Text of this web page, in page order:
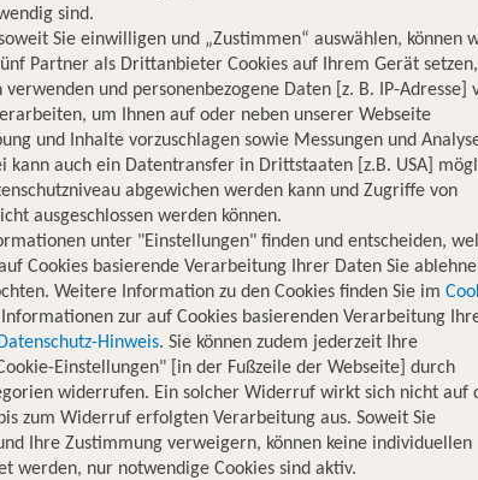
Bangkok, war nie einfacher. TUI bietet eine
Tempel, lebhaften Märkte und köstliche
der Berlin und Bangkok bequem und
Brandenburg nach
sind.
Sie einwilligen und „Zustimmen“ auswählen, können
Partner als Drittanbieter Cookies auf Ihrem Gerät setzen,
und personenbezogene Daten [z. B. IP-Adresse]
um Ihnen auf oder neben unserer Webseite
und Inhalte vorzuschlagen sowie Messungen und
kann auch ein Datentransfer in Drittstaaten [z.B. USA]
abgewichen werden kann und Zugriffe von
ausgeschlossen werden können.
unter "Einstellungen" finden und entscheiden,
Cookies basierende Verarbeitung Ihrer Daten Sie
Weitere Information zu den Cookies finden Sie im
zur auf Cookies basierenden Verarbeitung
Datenschutz-Hinweis. Sie können zudem jederzeit Ihre
Einstellungen" [in der Fußzeile der Webseite] durch
widerrufen. Ein solcher Widerruf wirkt sich nicht auf
zum Widerruf erfolgten Verarbeitung aus. Soweit Sie
Ihre Zustimmung verweigern, können keine individuellen
werden, nur notwendige Cookies sind aktiv.